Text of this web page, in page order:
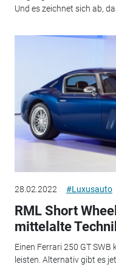
Und es zeichnet sich ab,
28.02.2022 #Luxusauto
RML Short
mittelalte
Einen Ferrari 250 GT
leisten. Alternativ gibt es